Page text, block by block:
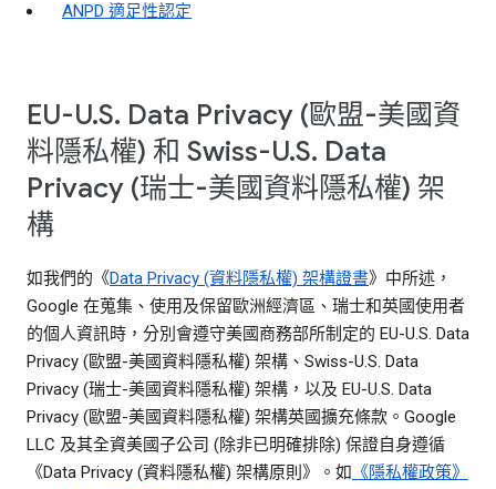
ANPD 適足性認定
EU-U.S. Data Privacy (歐盟-美國資
料隱私權) 和 Swiss-U.S. Data
Privacy (瑞士-美國資料隱私權) 架
構
如我們的《Data Privacy (資料隱私權) 架構證書》中所述，
Google 在蒐集、使用及保留歐洲經濟區、瑞士和英國使用者
的個人資訊時，分別會遵守美國商務部所制定的 EU-U.S. Data
Privacy (歐盟-美國資料隱私權) 架構、Swiss-U.S. Data
Privacy (瑞士-美國資料隱私權) 架構，以及 EU-U.S. Data
Privacy (歐盟-美國資料隱私權) 架構英國擴充條款。Google
LLC 及其全資美國子公司 (除非已明確排除) 保證自身遵循
《Data Privacy (資料隱私權) 架構原則》。如 《隱私權政策》